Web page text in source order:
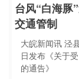
台风“白海豚
交通管制
大皖新闻讯 泾
日发布《关于
的通告》